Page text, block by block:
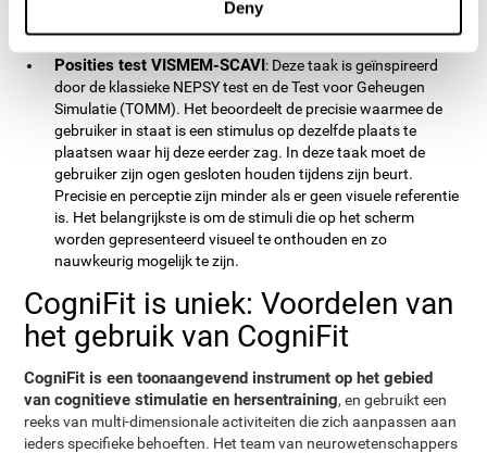
Deny
ook gebruiken bij het zoeken naar een bepaald artikel in de
supermarkt.
Posities test VISMEM-SCAVI: Deze taak is geïnspireerd
door de klassieke NEPSY test en de Test voor Geheugen
Simulatie (TOMM). Het beoordeelt de precisie waarmee de
gebruiker in staat is een stimulus op dezelfde plaats te
plaatsen waar hij deze eerder zag. In deze taak moet de
gebruiker zijn ogen gesloten houden tijdens zijn beurt.
Precisie en perceptie zijn minder als er geen visuele referentie
is. Het belangrijkste is om de stimuli die op het scherm
worden gepresenteerd visueel te onthouden en zo
nauwkeurig mogelijk te zijn.
CogniFit is uniek: Voordelen van
het gebruik van CogniFit
CogniFit is een toonaangevend instrument op het gebied
van cognitieve stimulatie en hersentraining, en gebruikt een
reeks van multi-dimensionale activiteiten die zich aanpassen aan
ieders specifieke behoeften. Het team van neurowetenschappers